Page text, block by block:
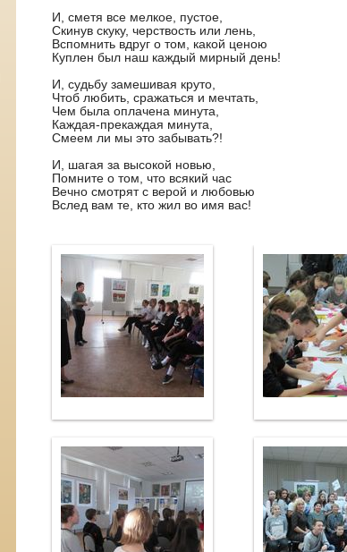
И, сметя все мелкое, пустое,
Скинув скуку, черствость или лень,
Вспомнить вдруг о том, какой ценою
Куплен был наш каждый мирный день!
И, судьбу замешивая круто,
Чтоб любить, сражаться и мечтать,
Чем была оплачена минута,
Каждая-прекаждая минута,
Смеем ли мы это забывать?!
И, шагая за высокой новью,
Помните о том, что всякий час
Вечно смотрят с верой и любовью
Вслед вам те, кто жил во имя ваc!